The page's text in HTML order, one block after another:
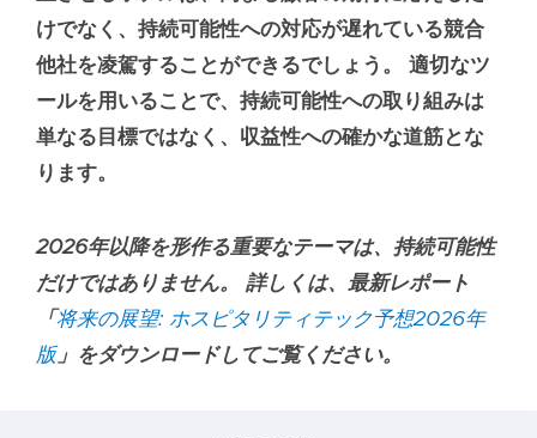
けでなく、持続可能性への対応が遅れている競合
他社を凌駕することができるでしょう。 適切なツ
ールを用いることで、持続可能性への取り組みは
単なる目標ではなく、収益性への確かな道筋とな
ります。
2026年以降を形作る重要なテーマは、持続可能性
だけではありません。 詳しくは、最新レポート
「将来の展望: ホスピタリティテック予想2026年
版」をダウンロードしてご覧ください。